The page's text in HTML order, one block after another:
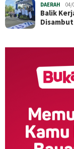
DAERAH 04/
Balik